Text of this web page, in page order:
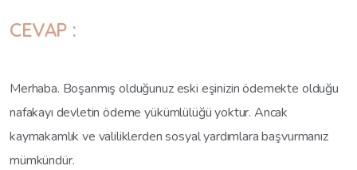
CEVAP :
Merhaba. Boşanmış olduğunuz eski eşinizin ödemekte olduğu
nafakayı devletin ödeme yükümlülüğü yoktur. Ancak
kaymakamlık ve valiliklerden sosyal yardımlara başvurmanız
mümkündür.